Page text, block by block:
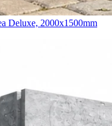
Deluxe, 2000x1500mm